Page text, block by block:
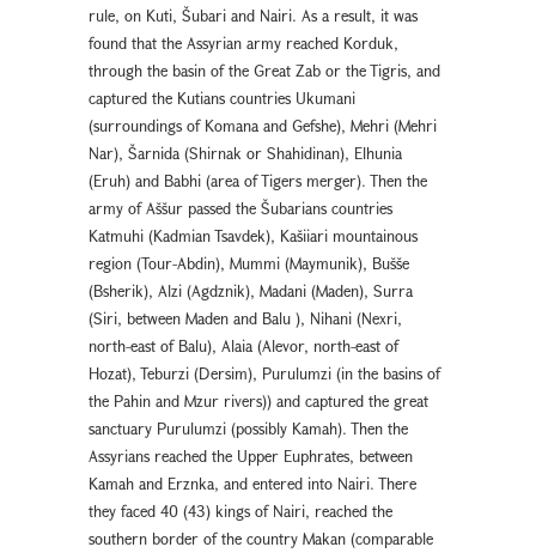
rule, on Kuti, Šubari and Nairi. As a result, it was
found that the Assyrian army reached Korduk,
through the basin of the Great Zab or the Tigris, and
captured the Kutians countries Ukumani
(surroundings of Komana and Gefshe), Mehri (Mehri
Nar), Šarnida (Shirnak or Shahidinan), Elհunia
(Eruh) and Babհi (area of Tigers merger). Then the
army of Aššur passed the Šubarians countries
Katmuhi (Kadmian Tsavdek), Kašiiari mountainous
region (Tour-Abdin), Mummi (Maymunik), Bušše
(Bsherik), Alzi (Agdznik), Madani (Maden), Surra
(Siri, between Maden and Balu ), Nihani (Nexri,
north-east of Balu), Alaia (Alevor, north-east of
Hozat), Teburzi (Dersim), Purulumzi (in the basins of
the Pahin and Mzur rivers)) and captured the great
sanctuary Purulumzi (possibly Kamah). Then the
Assyrians reached the Upper Euphrates, between
Kamah and Erznka, and entered into Nairi. There
they faced 40 (43) kings of Nairi, reached the
southern border of the country Makan (comparable